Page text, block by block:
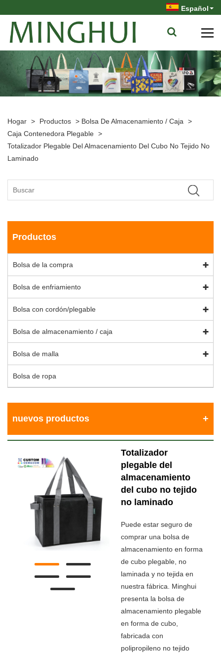
Español
Hogar > Productos > Bolsa De Almacenamiento / Caja >
Caja Contenedora Plegable >
Totalizador Plegable Del Almacenamiento Del Cubo No Tejido No
Laminado
Productos
Bolsa de la compra
Bolsa de enfriamiento
Bolsa con cordón/plegable
Bolsa de almacenamiento / caja
Bolsa de malla
Bolsa de ropa
nuevos productos
Totalizador
plegable del
almacenamiento
del cubo no tejido
no laminado
Puede estar seguro de
comprar una bolsa de
almacenamiento en forma
de cubo plegable, no
laminada y no tejida en
nuestra fábrica. Minghui
presenta la bolsa de
almacenamiento plegable
en forma de cubo,
fabricada con
polipropileno no tejido